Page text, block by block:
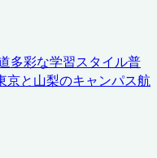
多彩な学習スタイル普
京と山梨のキャンパス航